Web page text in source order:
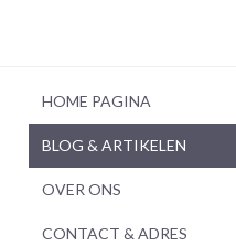
HOME PAGINA
BLOG & ARTIKELEN
OVER ONS
CONTACT & ADRES